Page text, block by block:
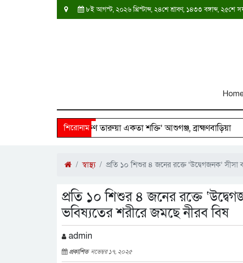
৮ই আগস্ট, ২০২৬ খ্রিস্টাব্দ, ২৪শে শ্রাবণ, ১৪৩৩ বঙ্গাব্দ, ২৫শে
শিরোনাম
পাশে ‘দক্ষিণ তারুয়া একতা শক্তি’ আশুগঞ্জ, ব্রাহ্মণবাড়িয়া
স্বাস্থ্য প্রতি ১০ শিশুর ৪ জনের রক্তে ‘উদ্বেগজনক’
প্রতি ১০ শিশুর ৪ জনের রক্তে
ভবিষ্যতের শরীরে জমছে নীরব বিষ
admin
প্রকাশিত নভেম্বর ১৭, ২০২৫